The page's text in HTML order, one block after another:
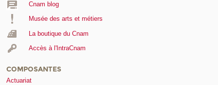
Cnam blog
Musée des arts et métiers
La boutique du Cnam
Accès à l'IntraCnam
COMPOSANTES
Actuariat